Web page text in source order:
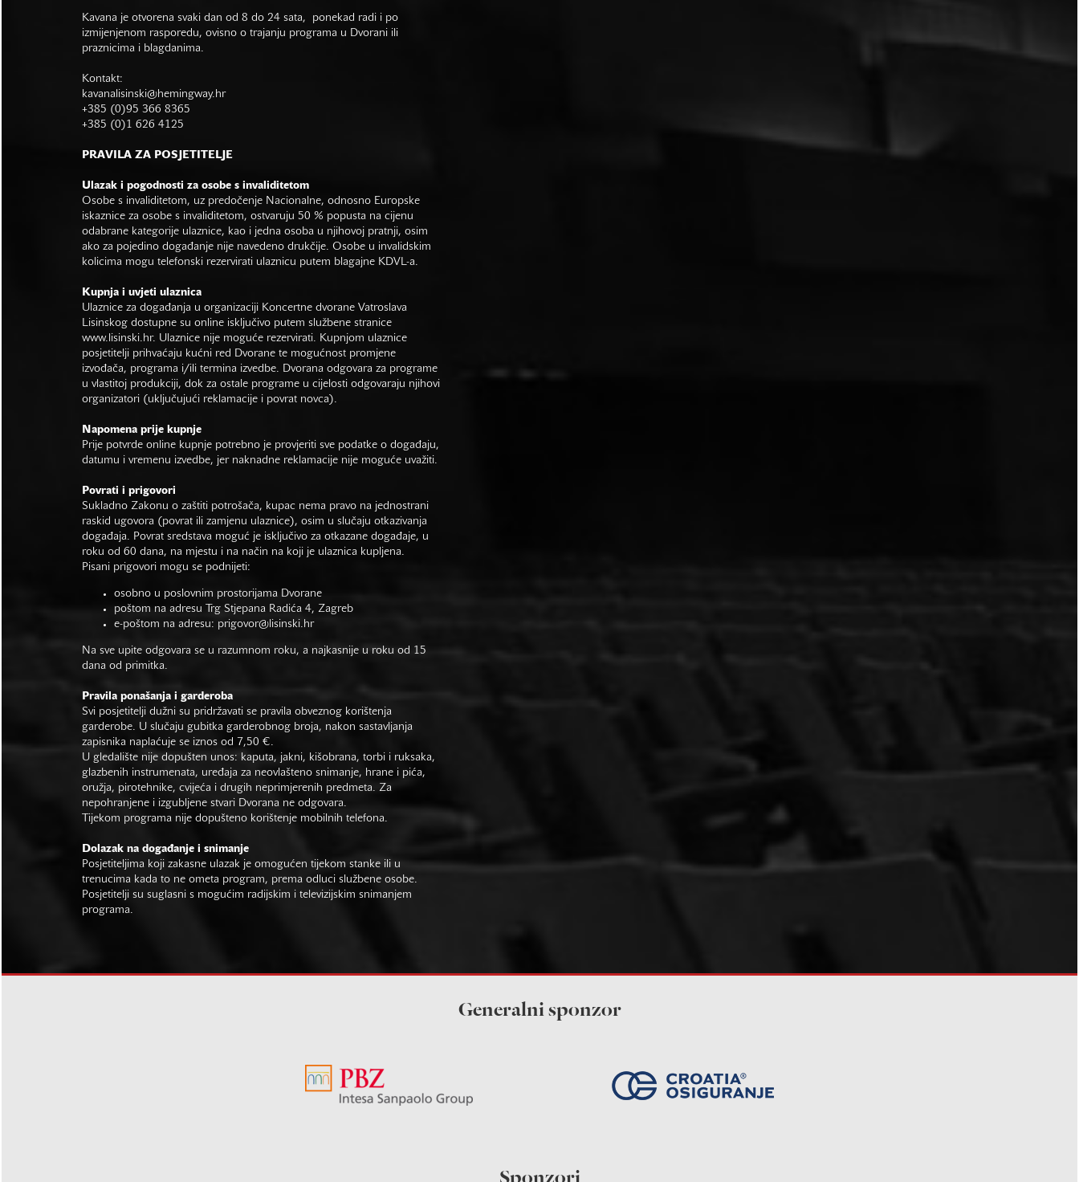
Kavana je otvorena svaki dan od 8 do 24 sata, ponekad radi i po
izmijenjenom rasporedu, ovisno o trajanju programa u Dvorani ili
praznicima i blagdanima.
Kontakt:
kavanalisinski@hemingway.hr
+385 (0)95 366 8365
+385 (0)1 626 4125
PRAVILA ZA POSJETITELJE
Ulazak i pogodnosti za osobe s invaliditetom
Osobe s invaliditetom, uz predočenje Nacionalne, odnosno Europske
iskaznice za osobe s invaliditetom, ostvaruju 50 % popusta na cijenu
odabrane kategorije ulaznice, kao i jedna osoba u njihovoj pratnji, osim
ako za pojedino događanje nije navedeno drukčije. Osobe u invalidskim
kolicima mogu telefonski rezervirati ulaznicu putem blagajne KDVL-a.
Kupnja i uvjeti ulaznica
Ulaznice za događanja u organizaciji Koncertne dvorane Vatroslava
Lisinskog dostupne su online isključivo putem službene stranice
www.lisinski.hr. Ulaznice nije moguće rezervirati. Kupnjom ulaznice
posjetitelji prihvaćaju kućni red Dvorane te mogućnost promjene
izvođača, programa i/ili termina izvedbe. Dvorana odgovara za programe
u vlastitoj produkciji, dok za ostale programe u cijelosti odgovaraju njihovi
organizatori (uključujući reklamacije i povrat novca).
Napomena prije kupnje
Prije potvrde online kupnje potrebno je provjeriti sve podatke o događaju,
datumu i vremenu izvedbe, jer naknadne reklamacije nije moguće uvažiti.
Povrati i prigovori
Sukladno Zakonu o zaštiti potrošača, kupac nema pravo na jednostrani
raskid ugovora (povrat ili zamjenu ulaznice), osim u slučaju otkazivanja
događaja. Povrat sredstava moguć je isključivo za otkazane događaje, u
roku od 60 dana, na mjestu i na način na koji je ulaznica kupljena.
Pisani prigovori mogu se podnijeti:
osobno u poslovnim prostorijama Dvorane
poštom na adresu Trg Stjepana Radića 4, Zagreb
e-poštom na adresu: prigovor@lisinski.hr
Na sve upite odgovara se u razumnom roku, a najkasnije u roku od 15
dana od primitka.
Pravila ponašanja i garderoba
Svi posjetitelji dužni su pridržavati se pravila obveznog korištenja
garderobe. U slučaju gubitka garderobnog broja, nakon sastavljanja
zapisnika naplaćuje se iznos od 7,50 €.
U gledalište nije dopušten unos: kaputa, jakni, kišobrana, torbi i ruksaka,
glazbenih instrumenata, uređaja za neovlašteno snimanje, hrane i pića,
oružja, pirotehnike, cvijeća i drugih neprimjerenih predmeta. Za
nepohranjene i izgubljene stvari Dvorana ne odgovara.
Tijekom programa nije dopušteno korištenje mobilnih telefona.
Dolazak na događanje i snimanje
Posjetiteljima koji zakasne ulazak je omogućen tijekom stanke ili u
trenucima kada to ne ometa program, prema odluci službene osobe.
Posjetitelji su suglasni s mogućim radijskim i televizijskim snimanjem
programa.
Generalni sponzor